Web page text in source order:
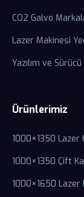
CO2 Galvo
Lazer Makinesi
Yazılım ve
Ürünlerimiz
1000×1350 Lazer
1000×1350 Çift
1000×1650 Lazer